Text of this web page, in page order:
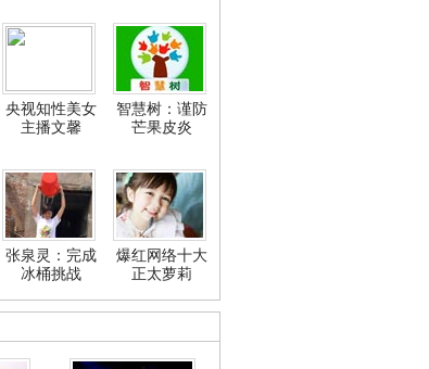
央视知性美女
主播文馨
智慧树：谨防
芒果皮炎
张泉灵：完成
冰桶挑战
爆红网络十大
正太萝莉